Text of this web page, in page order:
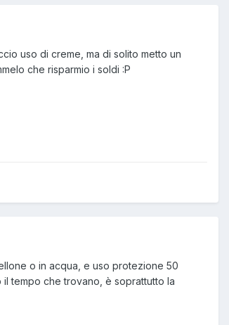
uso di creme, ma di solito metto un
che risparmio i soldi :P
o in acqua, e uso protezione 50
il tempo che trovano, è soprattutto la